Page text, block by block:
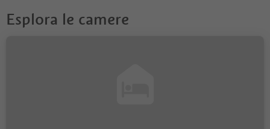
Esplora le camere